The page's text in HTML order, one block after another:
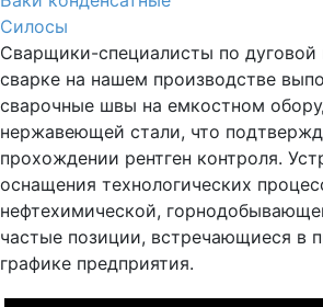
Силосы
Сварщики-специалисты по дуговой
сварке на нашем производстве
сварочные швы на емкостном
нержавеющей стали, что
прохождении рентген контроля.
оснащения технологических
нефтехимической,
частые позиции, встречающиеся в
графике предприятия.